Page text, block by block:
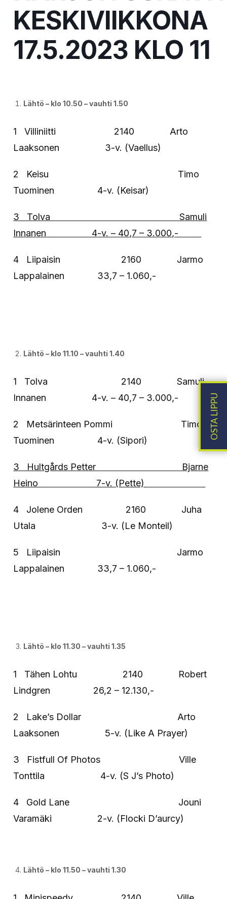
KESKIVIIKKONA
17.5.2023 KLO 11
Lähtö – klo 10.50 – vauhti 1.50
1 Villiniitti 2140 Arto
Laaksonen 3-v. (Vaellus)
2 Keisu Timo
Tuominen 4-v. (Keisar)
3 Tolva Samuli
Innanen 4-v. – 40,7 – 3.000,-
4 Liipaisin 2160 Jarmo
Lappalainen 33,7 – 1.060,-
Lähtö – klo 11.10 – vauhti 1.40
1 Tolva 2140 Samuli
Innanen 4-v. – 40,7 – 3.000,-
2 Metsärinteen Pommi Timo
Tuominen 4-v. (Sipori)
3 Hultgårds Petter Bjarne
Heino 7-v. (Pette)
4 Jolene Orden 2160 Juha
Utala 3-v. (Le Monteil)
5 Liipaisin Jarmo
Lappalainen 33,7 – 1.060,-
Lähtö – klo 11.30 – vauhti 1.35
1 Tähen Lohtu 2140 Robert
Lindgren 26,2 – 12.130,-
2 Lake’s Dollar Arto
Laaksonen 5-v. (Like A Prayer)
3 Fistfull Of Photos Ville
Tonttila 4-v. (S J’s Photo)
4 Gold Lane Jouni
Varamäki 2-v. (Flocki D’aurcy)
Lähtö – klo 11.50 – vauhti 1.30